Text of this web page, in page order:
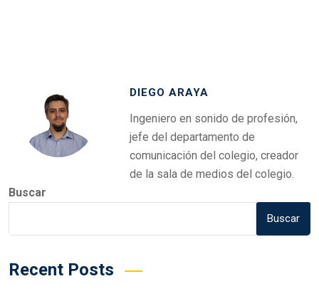
DIEGO ARAYA
Ingeniero en sonido de profesión,
jefe del departamento de
comunicación del colegio, creador
de la sala de medios del colegio.
Buscar
Buscar
Recent Posts